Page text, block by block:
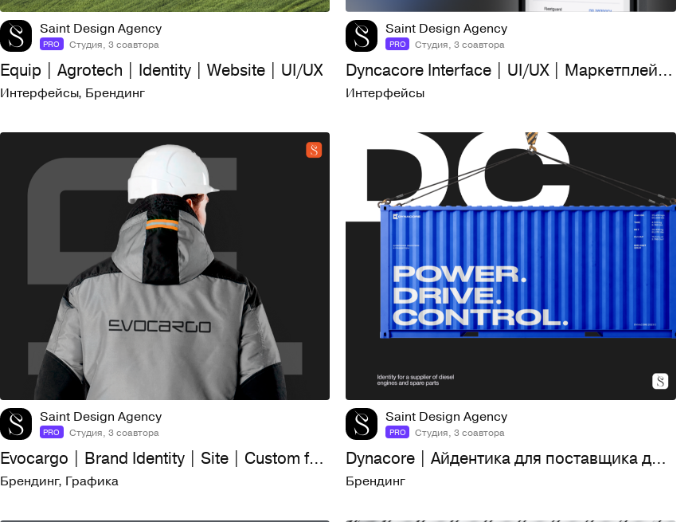
Saint Design Agency
PRO Студия, 3 соавтора
Equip | Agrotech | Identity | Website | UI/UX
Интерфейсы, Брендинг
Saint Design Agency
PRO Студия, 3 соавтора
Dyncacore Interface | UI/UX | Маркетплейс запчастей
Интерфейсы
17 594
Saint Design Agency
PRO Студия, 3 соавтора
Evocargo | Brand Identity | Site | Custom font
Брендинг, Графика
720
Saint Design Agency
PRO Студия, 3 соавтора
Dynacore | Айдентика для поставщика дизельных двигателей
Брендинг